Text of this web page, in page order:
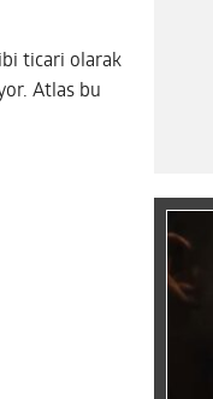
ticari olarak
Atlas bu